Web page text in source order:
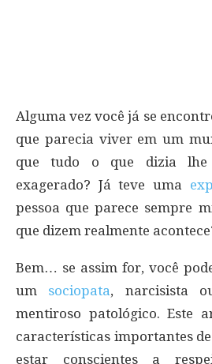
Alguma vez você já se
que parecia viver em um
que tudo o que dizia lhe
exagerado? Já teve uma
pessoa que parece sempre
que dizem realmente
Bem… se assim for, você
um sociopata, narcisista
mentiroso patológico. Este
características importantes
estar conscientes a